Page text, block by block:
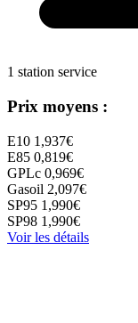
1 station service
Prix moyens :
E10 1,937€
E85 0,819€
GPLc 0,969€
Gasoil 2,097€
SP95 1,990€
SP98 1,990€
Voir les détails